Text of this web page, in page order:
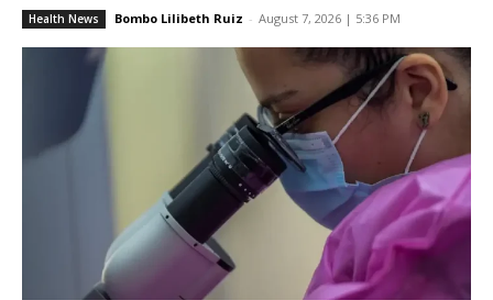
Health News Bombo Lilibeth Ruiz - August 7, 2026 | 5:36 PM